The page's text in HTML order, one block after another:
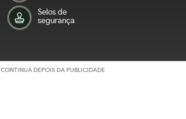
Selos de
segurança
CONTINUA DEPOIS DA PUBLICIDADE